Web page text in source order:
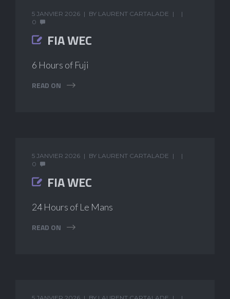
5 JANVIER 2026 BY LAURENT CARTALADE
0
FIA WEC
6 Hours of Fuji
READ ON
5 JANVIER 2026 BY LAURENT CARTALADE
0
FIA WEC
24 Hours of Le Mans
READ ON